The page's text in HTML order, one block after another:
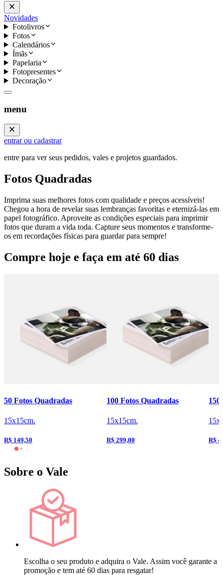
Novidades
Fotolivros
Fotos
Calendários
Ímãs
Papelaria
Fotopresentes
Decoração
menu
entrar ou cadastrar
entre para ver seus pedidos, vales e projetos guardados.
Fotos Quadradas
Imprima suas melhores fotos com qualidade e preços acessíveis!
Chegou a hora de revelar suas lembranças favoritas e eternizá-las em
papel fotográfico. Aproveite as condições especiais para imprimir
fotos que duram a vida toda. Capture seus momentos e transforme-
os em recordações físicas para guardar para sempre!
Compre hoje e faça em até 60 dias
50 Fotos Quadradas
15x15cm.
R$ 149,50
100 Fotos Quadradas
15x15cm.
R$ 299,00
150
R$
Sobre o Vale
Escolha o seu produto e adquira o Vale. Assim você garante a
promoção e tem até 60 dias para resgatar!